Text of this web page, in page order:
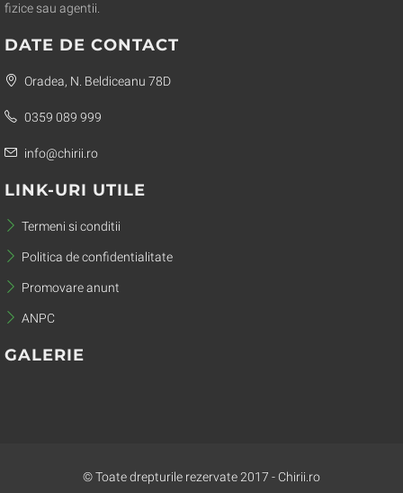
fizice sau agentii.
DATE DE CONTACT
Oradea, N. Beldiceanu 78D
0359 089 999
info@chirii.ro
LINK-URI UTILE
Termeni si conditii
Politica de confidentialitate
Promovare anunt
ANPC
GALERIE
© Toate drepturile rezervate 2017 - Chirii.ro